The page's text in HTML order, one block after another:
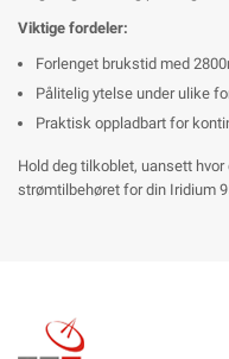
Viktige fordeler:
Forlenget brukstid med
Pålitelig ytelse under ulike
Praktisk oppladbart for
Hold deg tilkoblet, uansett
strømtilbehøret for din Iridium